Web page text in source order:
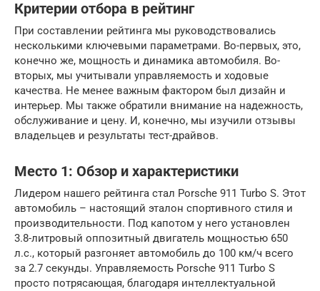
Критерии отбора в рейтинг
При составлении рейтинга мы руководствовались
несколькими ключевыми параметрами. Во-первых, это,
конечно же, мощность и динамика автомобиля. Во-
вторых, мы учитывали управляемость и ходoвые
качества. Не менее важным фактором был дизайн и
интерьер. Мы также обратили внимание на надежность,
обслуживание и цену. И, конечно, мы изучили отзывы
владельцев и результаты тест-драйвов.
Место 1: Обзор и характеристики
Лидером нашего рейтинга стал Porsche 911 Turbo S. Этот
автомобиль – настоящий эталон спортивного стиля и
производительности. Под капотом у него установлен
3.8-литровый оппозитный двигатель мощностью 650
л.с., который разгоняет автомобиль до 100 км/ч всего
за 2.7 секунды. Управляемость Porsche 911 Turbo S
просто потрясающая, благодаря интеллектуальной